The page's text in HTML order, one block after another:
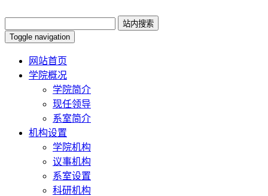
Toggle navigation
网站首页
学院概况
学院简介
现任领导
系室简介
机构设置
学院机构
议事机构
系室设置
科研机构